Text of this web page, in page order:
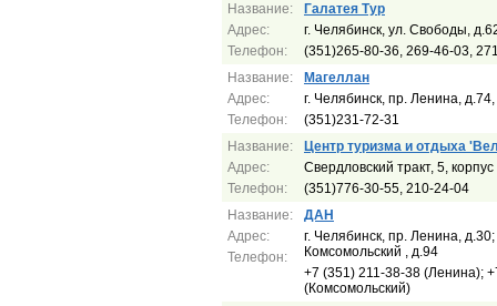
Название:
Адрес:
Телефон:
Галатея Тур
г. Челябинск, ул. Свободы,
(351)265-80-36, 269-46-03,
Название:
Адрес:
Телефон:
Магеллан
г. Челябинск, пр. Ленина,
(351)231-72-31
Название:
Адрес:
Телефон:
Центр туризма и отдыха
Свердловский тракт, 5,
(351)776-30-55, 210-24-04
Название:
Адрес:
Телефон:
ДАН
г. Челябинск, пр. Ленина,
Комсомольский , д.94
+7 (351) 211-38-38 (Ленина);
(Комсомольский)